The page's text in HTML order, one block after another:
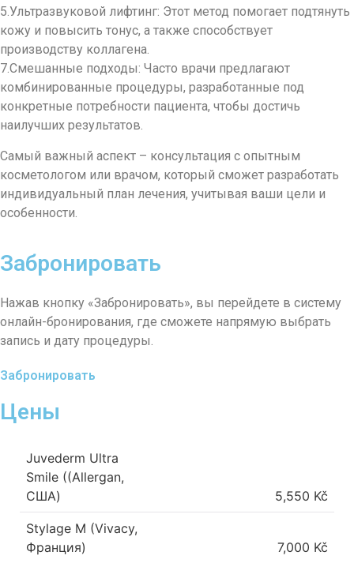
5.Ультразвуковой лифтинг: Этот метод помогает подтянуть
кожу и повысить тонус, а также способствует
производству коллагена.
7.Смешанные подходы: Часто врачи предлагают
комбинированные процедуры, разработанные под
конкретные потребности пациента, чтобы достичь
наилучших результатов.
Самый важный аспект – консультация с опытным
косметологом или врачом, который сможет разработать
индивидуальный план лечения, учитывая ваши цели и
особенности.
Забронировать
Нажав кнопку «Забронировать», вы перейдете в систему
онлайн-бронирования, где сможете напрямую выбрать
запись и дату процедуры.
Забронировать
Цены
Juvederm Ultra
Smile ((Allergan,
США)
5,550 Kč
Stylage M (Vivacy,
Франция)
7,000 Kč